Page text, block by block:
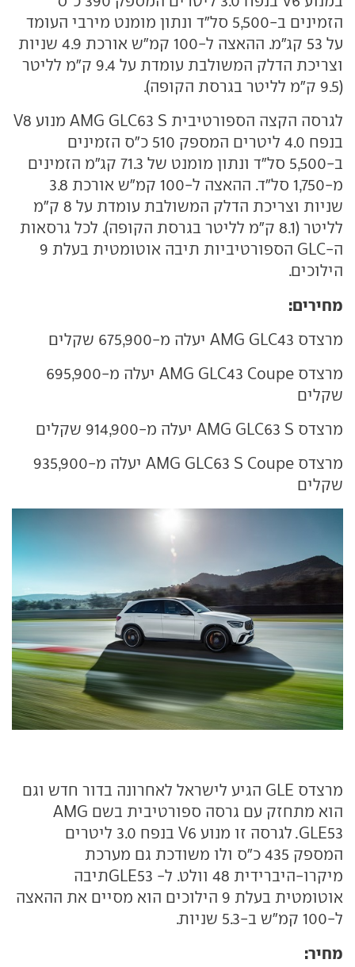
הזמינים ב-5,500 סל"ד ונתון מומנט מירבי העומד
על 53 קג"מ. ההאצה ל-100 קמ"ש אורכת 4.9 שניות
וצריכת הדלק המשולבת עומדת על 9.4 ק"מ לליטר
(9.5 ק"מ לליטר בגרסת הקופה).
לגרסה הקצה הספורטיבית AMG GLC63 S מנוע V8
בנפח 4.0 ליטרים המספק 510 כ"ס הזמינים
ב-5,500 סל"ד ונתון מומנט של 71.3 קג"מ הזמינים
מ-1,750 סל"ד. ההאצה ל-100 קמ"ש אורכת 3.8
שניות וצריכת הדלק המשולבת עומדת על 8 ק"מ
לליטר (8.1 ק"מ לליטר בגרסת הקופה). לכל גרסאות
ה-GLC הספורטיביות תיבה אוטומטית בעלת 9
הילוכים.
מחירים:
מרצדס AMG GLC43 יעלה מ-675,900 שקלים
מרצדס AMG GLC43 Coupe יעלה מ-695,900
שקלים
מרצדס AMG GLC63 S יעלה מ-914,900 שקלים
מרצדס AMG GLC63 S Coupe יעלה מ-935,900
שקלים
מרצדס GLE הגיע לישראל לאחרונה בדור חדש וגם
הוא מתחזק עם גרסה ספורטיבית בשם AMG
GLE53. לגרסה זו מנוע V6 בנפח 3.0 ליטרים
המספק 435 כ"ס ולו משודכת גם מערכת
מיקרו-היברידית 48 וולט. ל- GLE53תיבה
אוטומטית בעלת 9 הילוכים הוא מסיים את ההאצה
ל-100 קמ"ש ב-5.3 שניות.
מחיר: